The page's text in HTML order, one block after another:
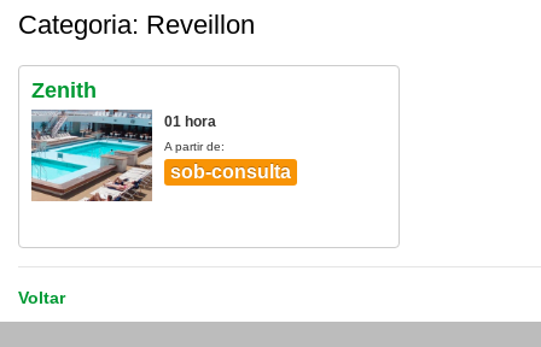
Categoria: Reveillon
Zenith
01 hora
A partir de:
sob-consulta
Voltar